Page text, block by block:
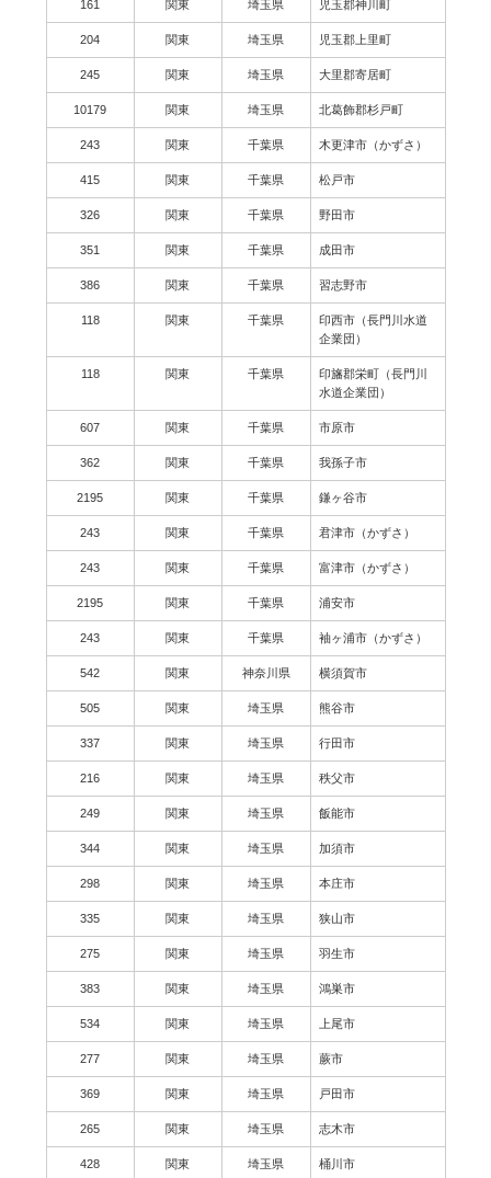
161 関東 埼玉県 児玉郡神川町
204 関東 埼玉県 児玉郡上里町
245 関東 埼玉県 大里郡寄居町
10179 関東 埼玉県 北葛飾郡杉戸町
243 関東 千葉県 木更津市（かずさ）
415 関東 千葉県 松戸市
326 関東 千葉県 野田市
351 関東 千葉県 成田市
386 関東 千葉県 習志野市
118 関東 千葉県
印西市（長門川水道
企業団）
118 関東 千葉県
印旛郡栄町（長門川
水道企業団）
607 関東 千葉県 市原市
362 関東 千葉県 我孫子市
2195 関東 千葉県 鎌ヶ谷市
243 関東 千葉県 君津市（かずさ）
243 関東 千葉県 富津市（かずさ）
2195 関東 千葉県 浦安市
243 関東 千葉県 袖ヶ浦市（かずさ）
542 関東 神奈川県 横須賀市
505 関東 埼玉県 熊谷市
337 関東 埼玉県 行田市
216 関東 埼玉県 秩父市
249 関東 埼玉県 飯能市
344 関東 埼玉県 加須市
298 関東 埼玉県 本庄市
335 関東 埼玉県 狭山市
275 関東 埼玉県 羽生市
383 関東 埼玉県 鴻巣市
534 関東 埼玉県 上尾市
277 関東 埼玉県 蕨市
369 関東 埼玉県 戸田市
265 関東 埼玉県 志木市
428 関東 埼玉県 桶川市